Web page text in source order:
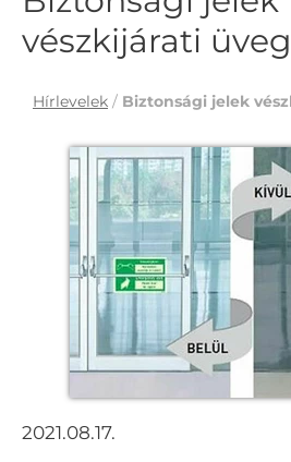
vészkijárati
Hírlevelek / Biztonsági jelek
2021.08.17.